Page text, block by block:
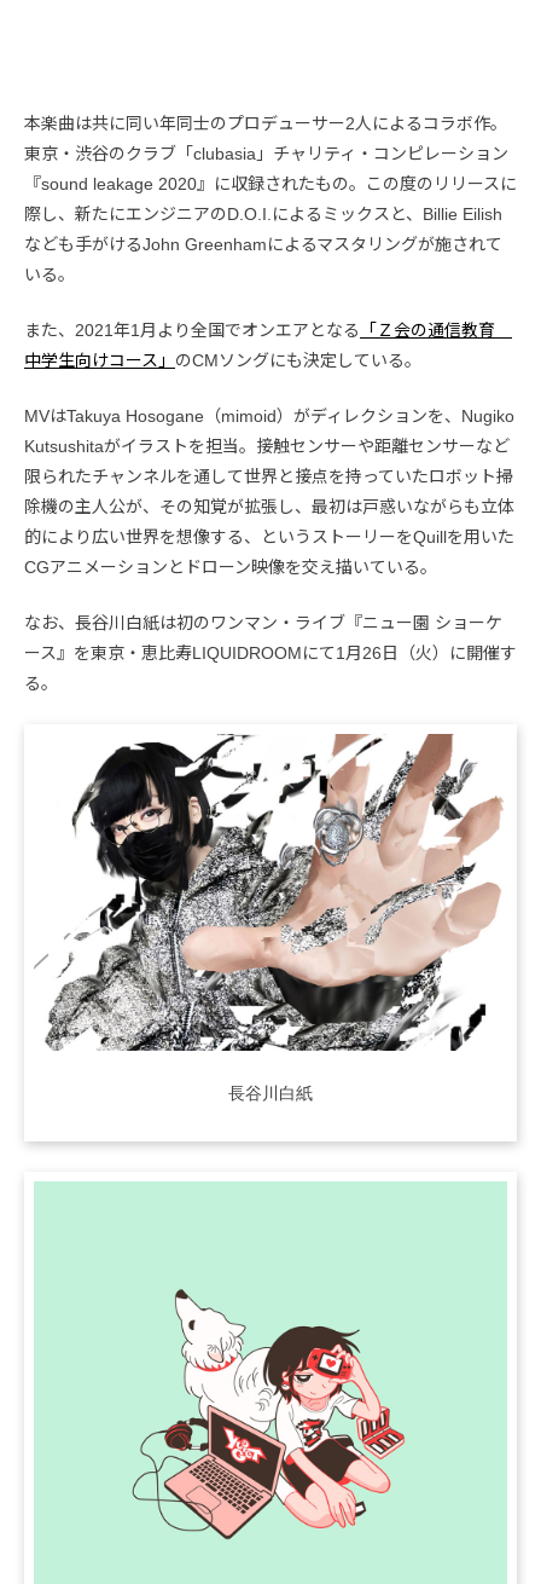
本楽曲は共に同い年同士のプロデューサー2人によるコラボ作。
東京・渋谷のクラブ「clubasia」チャリティ・コンピレーション
『sound leakage 2020』に収録されたもの。この度のリリースに
際し、新たにエンジニアのD.O.I.によるミックスと、Billie Eilish
なども手がけるJohn Greenhamによるマスタリングが施されて
いる。
また、2021年1月より全国でオンエアとなる
「Ｚ会の通信教育
中学生向けコース」 のCMソングにも決定している。
MVはTakuya Hosogane（mimoid）がディレクションを、Nugiko
Kutsushitaがイラストを担当。接触センサーや距離センサーなど
限られたチャンネルを通して世界と接点を持っていたロボット掃
除機の主人公が、その知覚が拡張し、最初は戸惑いながらも立体
的により広い世界を想像する、というストーリーをQuillを用いた
CGアニメーションとドローン映像を交え描いている。
なお、長谷川白紙は初のワンマン・ライブ『ニュー園 ショーケ
ース』を東京・恵比寿LIQUIDROOMにて1月26日（火）に開催す
る。
長谷川白紙